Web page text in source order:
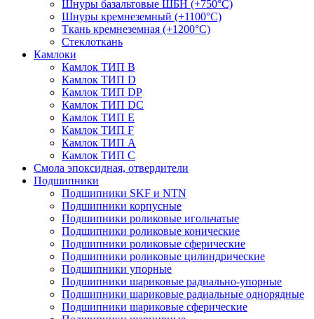
Шнуры базальтовые ШБН (+750°С)
Шнуры кремнеземный (+1100°С)
Ткань кремнеземная (+1200°С)
Стеклоткань
Камлоки
Камлок ТИП B
Камлок ТИП D
Камлок ТИП DP
Камлок ТИП DС
Камлок ТИП E
Камлок ТИП F
Камлок ТИП А
Камлок ТИП С
Смола эпоксидная, отвердители
Подшипники
Подшипники SKF и NTN
Подшипники корпусные
Подшипники роликовые игольчатые
Подшипники роликовые конические
Подшипники роликовые сферические
Подшипники роликовые цилиндрические
Подшипники упорные
Подшипники шариковые радиально-упорные
Подшипники шариковые радиальные однорядные
Подшипники шариковые сферические